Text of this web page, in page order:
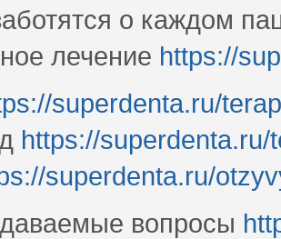
о каждом
лечение https://
superdenta.ru/
https://
superdenta.ru/
вопросы